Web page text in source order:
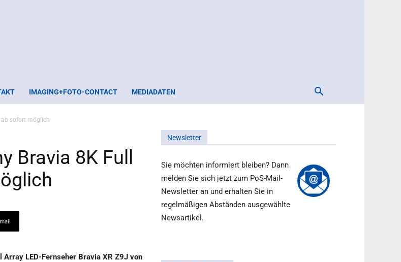
IMAGING+FOTO-CONTACT MEDIADATEN
ab sofort möglich
Bravia 8K Full
Array LED-Fernseher Bravia XR Z9J von
Newsletter
Sie möchten informiert bleiben? Dann
melden Sie sich jetzt zum PoS-Mail-
Newsletter an und erhalten Sie in
regelmäßigen Abständen ausgewählte
Newsartikel.